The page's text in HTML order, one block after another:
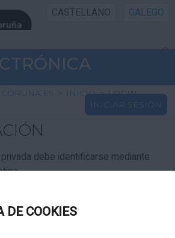
COOKIES
CASTELLANO GALEGO
INICIO SEDE
INICIO
PÚBLICA
CIDADÁN
CORUNA.ES > INICIO > LOGIN
INICIAR SESIÓN
debe identificarse mediante